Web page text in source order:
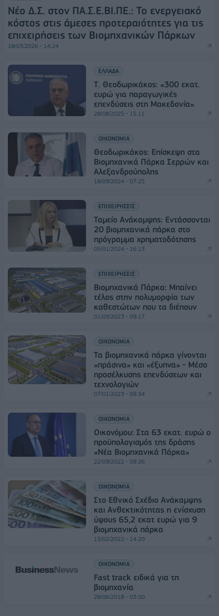
Νέο Δ.Σ. στον ΠΑ.Σ.Ε.ΒΙ.ΠΕ.: Το ενεργειακό
κόστος στις άμεσες προτεραιότητες για τις
επιχειρήσεις των Βιομηχανικών Πάρκων
18/03/2026 - 14:24
ΕΛΛΑΔΑ
Τ. Θεοδωρικάκος: «300 εκατ.
ευρώ για παραγωγικές
επενδύσεις στη Μακεδονία»
28/08/2025 - 15:11
ΟΙΚΟΝΟΜΙΑ
Θεοδωρικάκος: Επίσκεψη στα
Βιομηχανικά Πάρκα Σερρών και
Αλεξανδρούπολης
18/09/2024 - 07:25
ΕΠΙΧΕΙΡΗΣΕΙΣ
Ταμείο Ανάκαμψης: Εντάσσονται
20 βιομηχανικά πάρκα στο
πρόγραμμα χρηματοδότησης
05/01/2024 - 16:13
ΕΠΙΧΕΙΡΗΣΕΙΣ
Βιομηχανικά Πάρκα: Μπαίνει
τέλος στην πολυμορφία των
καθεστώτων που τα διέπουν
01/03/2023 - 09:17
ΟΙΚΟΝΟΜΙΑ
Τα βιομηχανικά πάρκα γίνονται
«πράσινα» και «έξυπνα» - Μέσο
προσέλκυσης επενδύσεων και
τεχνολογιών
07/01/2023 - 09:34
ΟΙΚΟΝΟΜΙΑ
Οικονόμου: Στα 63 εκατ. ευρώ ο
προϋπολογισμός της δράσης
«Νέα Βιομηχανικά Πάρκα»
22/09/2022 - 09:26
ΟΙΚΟΝΟΜΙΑ
Στο Εθνικό Σχέδιο Ανάκαμψης
και Ανθεκτικότητας η ενίσχυση
ύψους 65,2 εκατ ευρώ για 9
βιομηχανικά πάρκα
15/02/2022 - 14:20
ΟΙΚΟΝΟΜΙΑ
Fast track ειδικά για τη
βιομηχανία
28/06/2018 - 03:00